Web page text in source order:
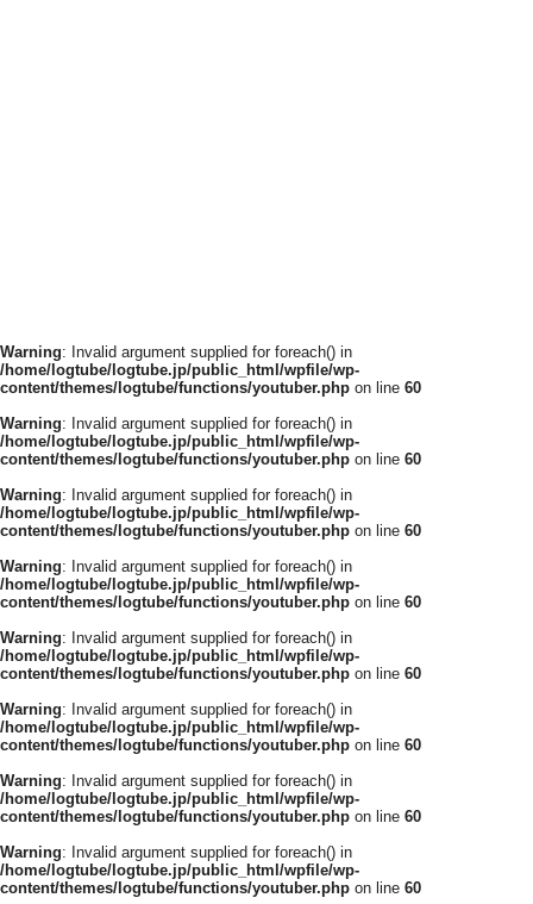
Warning: Invalid argument supplied for foreach() in
/home/logtube/logtube.jp/public_html/wpfile/wp-
content/themes/logtube/functions/youtuber.php on line 60
Warning: Invalid argument supplied for foreach() in
/home/logtube/logtube.jp/public_html/wpfile/wp-
content/themes/logtube/functions/youtuber.php on line 60
Warning: Invalid argument supplied for foreach() in
/home/logtube/logtube.jp/public_html/wpfile/wp-
content/themes/logtube/functions/youtuber.php on line 60
Warning: Invalid argument supplied for foreach() in
/home/logtube/logtube.jp/public_html/wpfile/wp-
content/themes/logtube/functions/youtuber.php on line 60
Warning: Invalid argument supplied for foreach() in
/home/logtube/logtube.jp/public_html/wpfile/wp-
content/themes/logtube/functions/youtuber.php on line 60
Warning: Invalid argument supplied for foreach() in
/home/logtube/logtube.jp/public_html/wpfile/wp-
content/themes/logtube/functions/youtuber.php on line 60
Warning: Invalid argument supplied for foreach() in
/home/logtube/logtube.jp/public_html/wpfile/wp-
content/themes/logtube/functions/youtuber.php on line 60
Warning: Invalid argument supplied for foreach() in
/home/logtube/logtube.jp/public_html/wpfile/wp-
content/themes/logtube/functions/youtuber.php on line 60